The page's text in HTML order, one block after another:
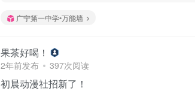
广宁第一中学•万能墙
果茶好喝！
2年前发布 397次阅读
初晨动漫社招新了！